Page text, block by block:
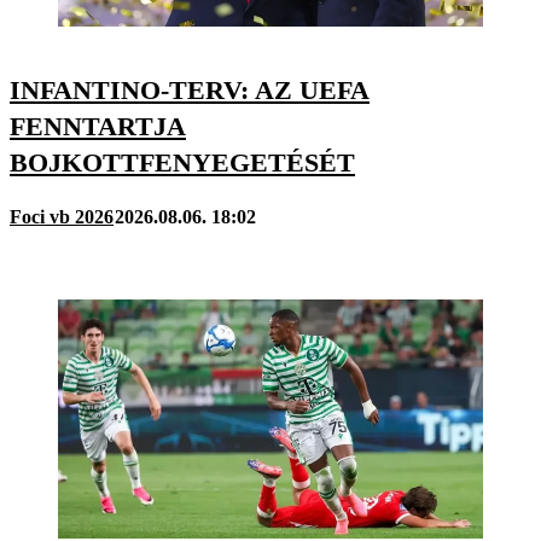
INFANTINO-TERV: AZ UEFA
FENNTARTJA
BOJKOTTFENYEGETÉSÉT
Foci vb 20262026.08.06. 18:02